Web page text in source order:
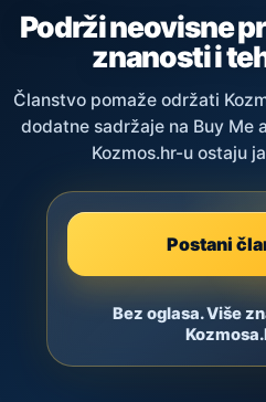
Podrži neovisne
znanosti i
Članstvo pomaže održati
dodatne sadržaje na Buy Me
Kozmos.hr-u ostaju
Postani
Bez oglasa. Više